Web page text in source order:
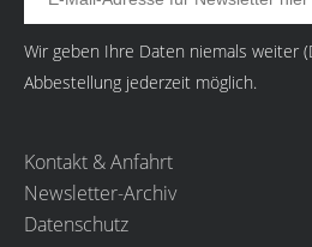
Wir geben Ihre Daten niemals weiter (
Abbestellung jederzeit möglich.
Kontakt & Anfahrt
Newsletter-Archiv
Datenschutz